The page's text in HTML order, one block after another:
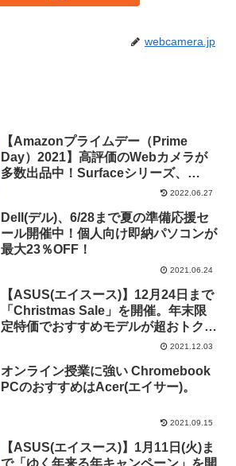
webcamera.jp
【Amazonプライムデー（Prime
Day）2021】高評価のWebカメラが
多数出品中！Surfaceシリーズ、
Google Chromebookも超お買い得!
2022.06.27
Dell(デル)、6/28まで夏の準備応援セ
ール開催中！個人向け即納パソコンが
最大23％OFF！
2021.06.24
【ASUS(エイスース)】12月24日まで
「Christmas Sale」を開催。年末限
定特価でおすすめモデルが超おトク
2021.12.03
オンライン授業に強い Chromebook
PCのおすすめはAcer(エイサー)。
2021.09.15
【ASUS(エイスース)】1月11日(火)ま